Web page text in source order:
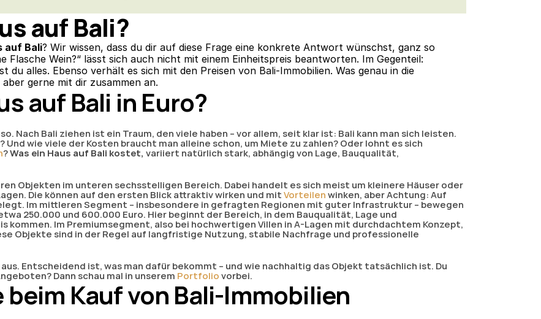
auf Bali?
auf Bali? Wir wissen, dass du dir auf diese Frage eine konkrete Antwort wünschst, ganz so
Flasche Wein?“ lässt sich auch nicht mit einem Einheitspreis beantworten. Im Gegenteil:
du alles. Ebenso verhält es sich mit den Preisen von Bali-Immobilien. Was genau in die
gerne mit dir zusammen an.
auf Bali in Euro?
Nach Bali ziehen ist ein Traum, den viele haben – vor allem, seit klar ist: Bali kann man sich leisten.
Und wie viele der Kosten braucht man alleine schon, um Miete zu zahlen? Oder lohnt es sich
? Was ein Haus auf Bali kostet, variiert natürlich stark, abhängig von Lage, Bauqualität,
Objekten im unteren sechsstelligen Bereich. Dabei handelt es sich meist um kleinere Häuser oder
Die können auf den ersten Blick attraktiv wirken und mit Vorteilen winken, aber Achtung: Auf
Im mittleren Segment – insbesondere in gefragten Regionen mit guter Infrastruktur – bewegen
250.000 und 600.000 Euro. Hier beginnt der Bereich, in dem Bauqualität, Lage und
kommen. Im Premiumsegment, also bei hochwertigen Villen in A-Lagen mit durchdachtem Konzept,
Objekte sind in der Regel auf langfristige Nutzung, stabile Nachfrage und professionelle
Entscheidend ist, was man dafür bekommt – und wie nachhaltig das Objekt tatsächlich ist. Du
Dann schau mal in unserem Portfolio vorbei.
Kauf von Bali-Immobilien